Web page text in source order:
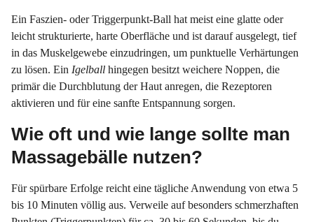
Ein Faszien- oder Triggerpunkt-Ball hat meist eine glatte oder
leicht strukturierte, harte Oberfläche und ist darauf ausgelegt, tief
in das Muskelgewebe einzudringen, um punktuelle Verhärtungen
zu lösen. Ein Igelball hingegen besitzt weichere Noppen, die
primär die Durchblutung der Haut anregen, die Rezeptoren
aktivieren und für eine sanfte Entspannung sorgen.
Wie oft und wie lange sollte man
Massagebälle nutzen?
Für spürbare Erfolge reicht eine tägliche Anwendung von etwa 5
bis 10 Minuten völlig aus. Verweile auf besonders schmerzhaften